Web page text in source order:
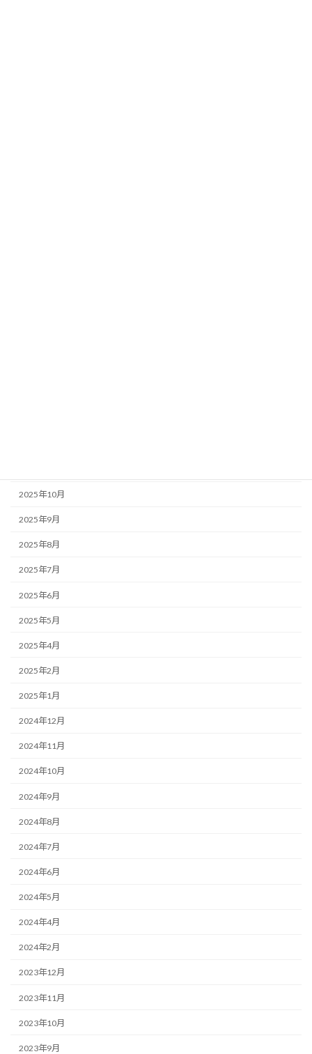
2025年10月
2025年9月
2025年8月
2025年7月
2025年6月
2025年5月
2025年4月
2025年2月
2025年1月
2024年12月
2024年11月
2024年10月
2024年9月
2024年8月
2024年7月
2024年6月
2024年5月
2024年4月
2024年2月
2023年12月
2023年11月
2023年10月
2023年9月